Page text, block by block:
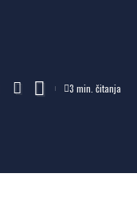
3 min. čitanja